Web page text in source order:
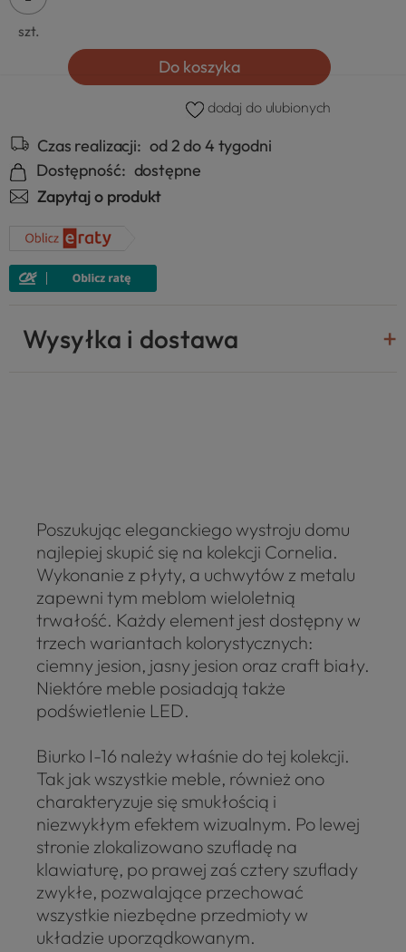
szt.
Do koszyka
dodaj do ulubionych
Czas realizacji: od 2 do 4 tygodni
Dostępność: dostępne
Zapytaj o produkt
Wysyłka i dostawa
Poszukując eleganckiego wystroju domu
najlepiej skupić się na kolekcji Cornelia.
Wykonanie z płyty, a uchwytów z metalu
zapewni tym meblom wieloletnią
trwałość. Każdy element jest dostępny w
trzech wariantach kolorystycznych:
ciemny jesion, jasny jesion oraz craft biały.
Niektóre meble posiadają także
podświetlenie LED.
Biurko I-16 należy właśnie do tej kolekcji.
Tak jak wszystkie meble, również ono
charakteryzuje się smukłością i
niezwykłym efektem wizualnym. Po lewej
stronie zlokalizowano szufladę na
klawiaturę, po prawej zaś cztery szuflady
zwykłe, pozwalające przechować
wszystkie niezbędne przedmioty w
układzie uporządkowanym.